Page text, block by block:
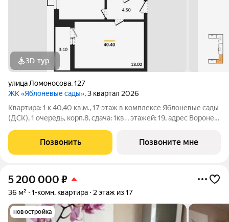
3D-тур
улица Ломоносова,127
ЖК «Яблоневые сады», 3 квартал 2026
Квартира: 1 к 40,40 кв.м., 17 этаж в комплексе Яблоневые сады
(ДСК), 1 очередь, корп.8, сдача: 1кв. , этажей: 19, адрес Воронеж
Позвонить Позвоните мне
5 200 000 ₽
36 м² 1-комн. квартира 2 этаж из 17
новостройка